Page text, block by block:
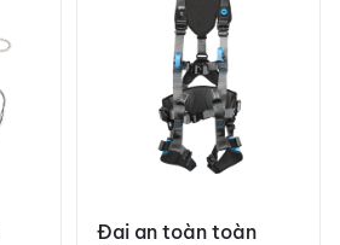
Đai an toàn toàn